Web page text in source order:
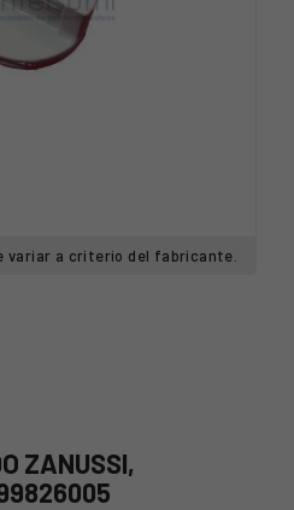
variar a criterio del fabricante.
ZANUSSI,